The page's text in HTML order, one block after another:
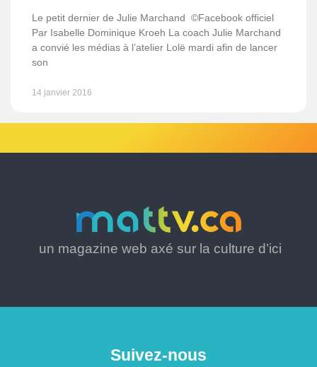
Le petit dernier de Julie Marchand ©Facebook officiel
Par Isabelle Dominique Kroeh La coach Julie Marchand
a convié les médias à l’atelier Lolë mardi afin de lancer
son
14 janvier 2016
un magazine web axé sur la culture d’ici
Suivez-nous